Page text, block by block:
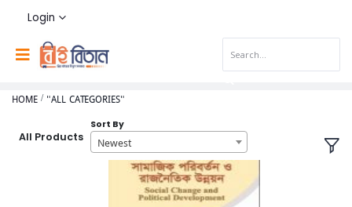
Login
HOME "ALL CATEGORIES"
All Products
Sort By
Newest